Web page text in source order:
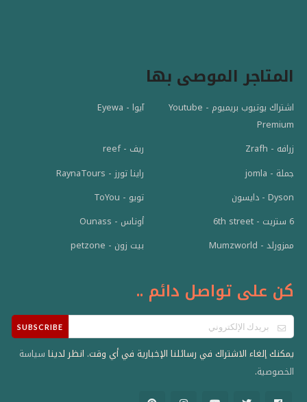
المتاجر الموصى بها
اشتراك يوتيوب بريميوم - Youtube
Premium
آيوا - Eyewa
زرافه - Zrafh
ريف - reef
جملة - jomla
راينا تورز - RaynaTours
Dyson - دايسون
تويو - ToYou
6 ستريت - 6th street
أوناس - Ounass
ممزورلد - Mumzworld
بيت زون - petzone
كن على تواصل دائم ..
SUBSCRIBE
يمكنك إلغاء الاشتراك في رسائلنا الإخبارية في أي وقت. انظر لدينا سياسة
الخصوصية.